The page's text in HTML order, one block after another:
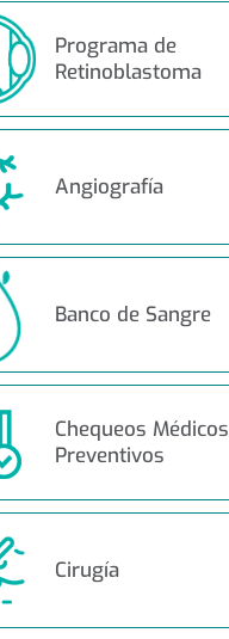
Programa de
Retinoblastoma
Angiografía
Banco de Sangre
Chequeos Médicos
Preventivos
Cirugía